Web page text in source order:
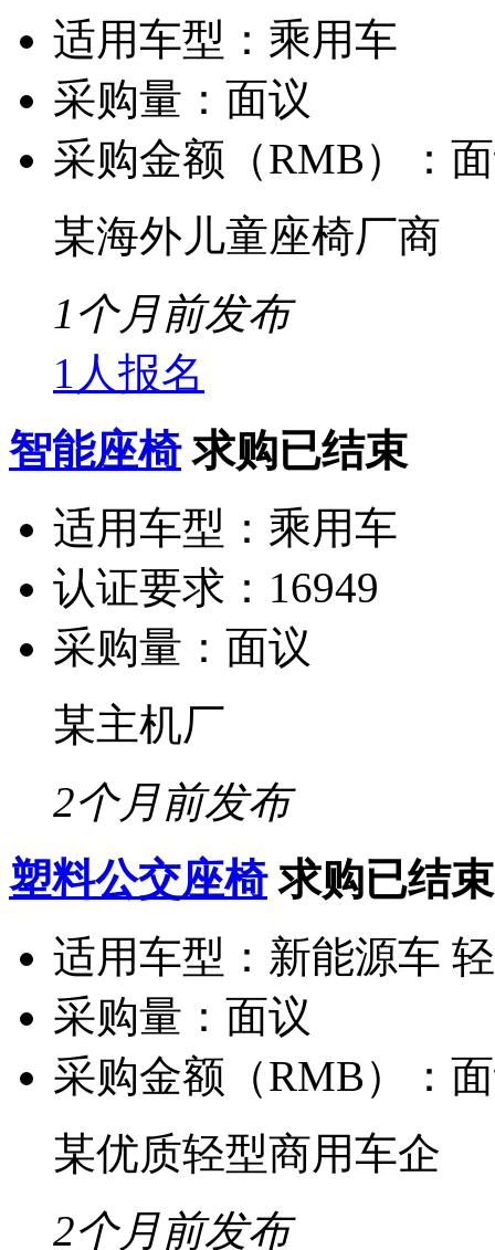
适用车型： 乘用车
采购量： 面议
采购金额（RMB）：
某海外儿童座椅厂商
1个月前发布
1人报名
智能座椅 求购已结束
适用车型： 乘用车
认证要求： 16949
采购量： 面议
某主机厂
2个月前发布
塑料公交座椅 求购已结束
适用车型： 新能源车
采购量： 面议
采购金额（RMB）：
某优质轻型商用车企
2个月前发布